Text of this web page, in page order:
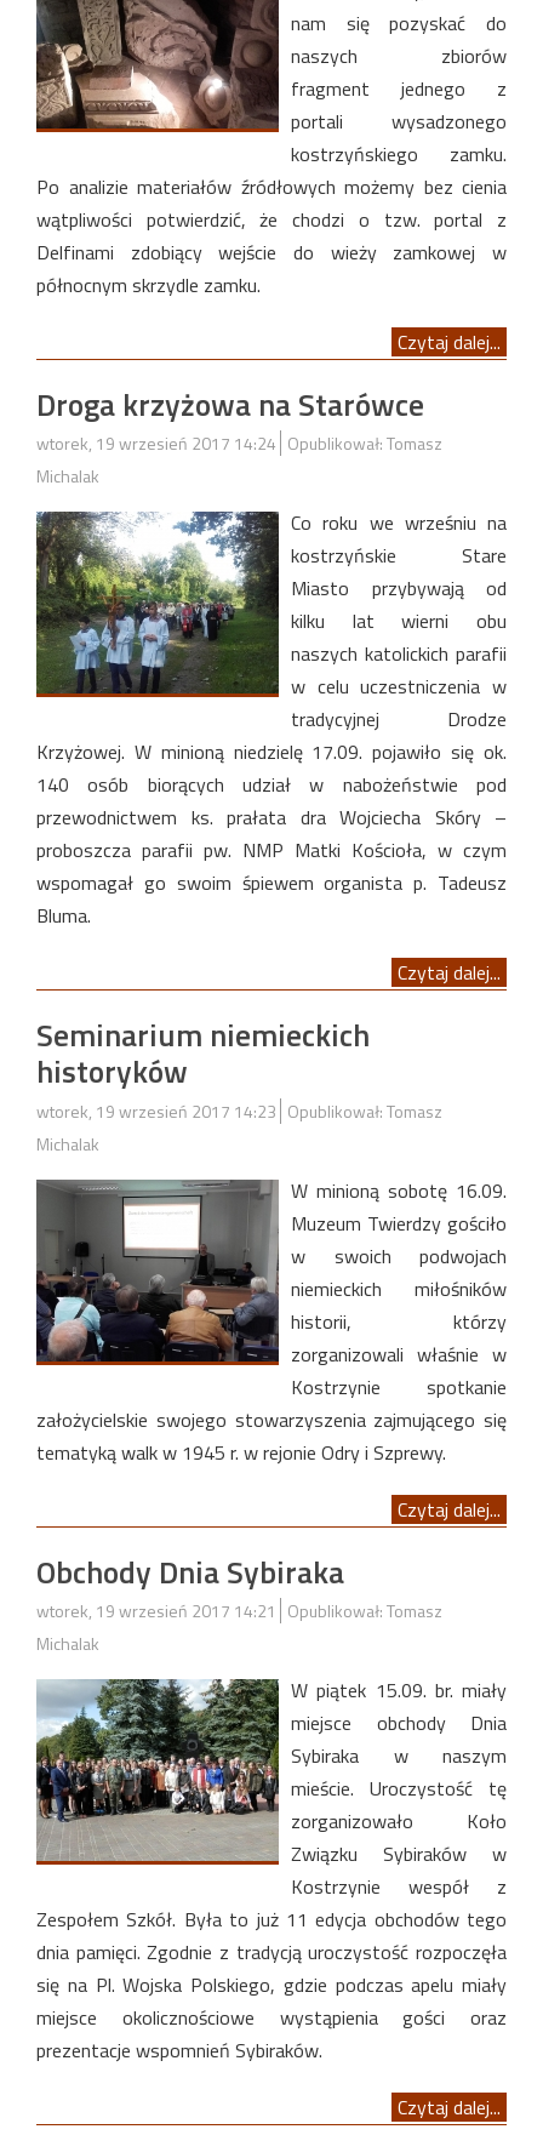
nam się pozyskać do
naszych zbiorów
fragment jednego z
portali wysadzonego
kostrzyńskiego zamku.
Po analizie materiałów źródłowych możemy bez cienia
wątpliwości potwierdzić, że chodzi o tzw. portal z
Delfinami zdobiący wejście do wieży zamkowej w
północnym skrzydle zamku.
Czytaj dalej...
Droga krzyżowa na Starówce
wtorek, 19 wrzesień 2017 14:24 Opublikował: Tomasz
Michalak
Co roku we wrześniu na
kostrzyńskie Stare
Miasto przybywają od
kilku lat wierni obu
naszych katolickich parafii
w celu uczestniczenia w
tradycyjnej Drodze
Krzyżowej. W minioną niedzielę 17.09. pojawiło się ok.
140 osób biorących udział w nabożeństwie pod
przewodnictwem ks. prałata dra Wojciecha Skóry –
proboszcza parafii pw. NMP Matki Kościoła, w czym
wspomagał go swoim śpiewem organista p. Tadeusz
Bluma.
Czytaj dalej...
Seminarium niemieckich
historyków
wtorek, 19 wrzesień 2017 14:23 Opublikował: Tomasz
Michalak
W minioną sobotę 16.09.
Muzeum Twierdzy gościło
w swoich podwojach
niemieckich miłośników
historii, którzy
zorganizowali właśnie w
Kostrzynie spotkanie
założycielskie swojego stowarzyszenia zajmującego się
tematyką walk w 1945 r. w rejonie Odry i Szprewy.
Czytaj dalej...
Obchody Dnia Sybiraka
wtorek, 19 wrzesień 2017 14:21
Opublikował: Tomasz
Michalak
W piątek 15.09. br. miały
miejsce obchody Dnia
Sybiraka w naszym
mieście. Uroczystość tę
zorganizowało Koło
Związku Sybiraków w
Kostrzynie wespół z
Zespołem Szkół. Była to już 11 edycja obchodów tego
dnia pamięci. Zgodnie z tradycją uroczystość rozpoczęła
się na Pl. Wojska Polskiego, gdzie podczas apelu miały
miejsce okolicznościowe wystąpienia gości oraz
prezentacje wspomnień Sybiraków.
Czytaj dalej...